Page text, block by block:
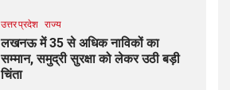
उत्तर प्रदेश राज्य
लखनऊ में 35 से अधिक नाविकों का
सम्मान, समुद्री सुरक्षा को लेकर उठी बड़ी
चिंता